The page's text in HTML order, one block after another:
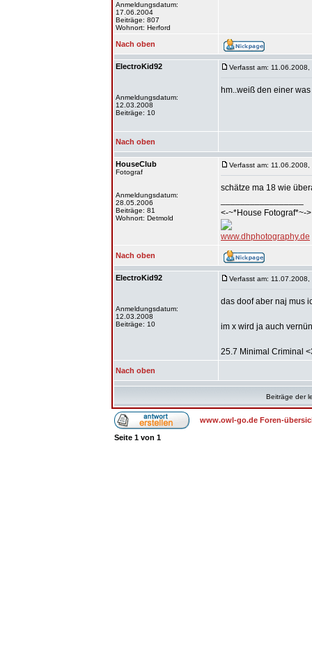
Anmeldungsdatum:
17.06.2004
Beiträge: 807
Wohnort: Herford
Nach oben
ElectroKid92
Anmeldungsdatum:
12.03.2008
Beiträge: 10
Verfasst am: 11.06.2008,
hm..weiß den einer
Nach oben
HouseClub
Fotograf
Anmeldungsdatum:
28.05.2006
Beiträge: 81
Wohnort: Detmold
Verfasst am: 11.06.2008,
schätze ma 18 wie
<-~*House Fotograf*~->
www.dhphotography.de
Nach oben
ElectroKid92
Anmeldungsdatum:
12.03.2008
Beiträge: 10
Verfasst am: 11.07.2008,
das doof aber naj mus
im x wird ja auch
25.7 Minimal Criminal
Nach oben
Beiträge der
www.owl-go.de Foren-
Seite 1 von 1